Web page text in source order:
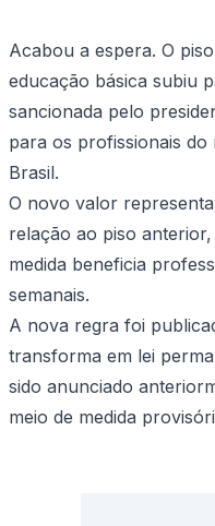
Acabou a espera. O
educação básica subiu
sancionada pelo
para os profissionais
Brasil.
O novo valor
relação ao piso
medida beneficia
semanais.
A nova regra foi
transforma em lei
sido anunciado
meio de medida